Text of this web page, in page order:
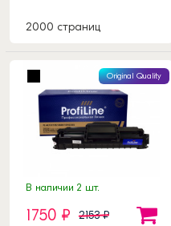
2000 страниц
Original Quality
В наличии 2 шт.
1750 ₽ 2153 ₽